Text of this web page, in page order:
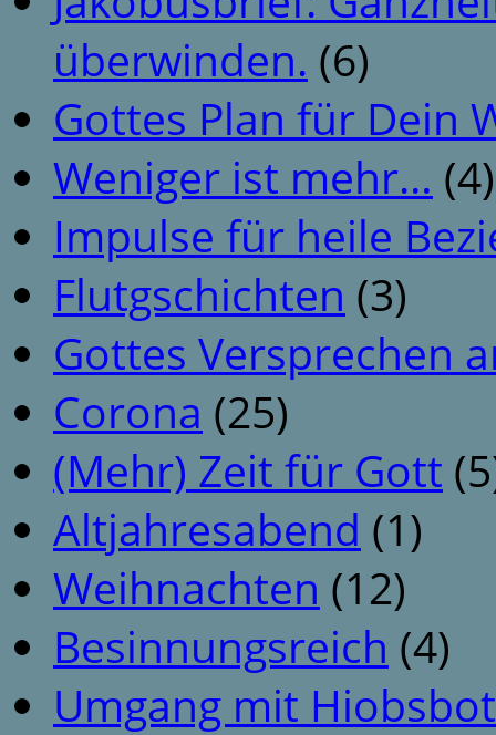
überwinden. (6)
Gottes Plan für Dein
Weniger ist mehr… (4)
Impulse für heile
Flutgschichten (3)
Gottes Versprechen
Corona (25)
(Mehr) Zeit für Gott
Altjahresabend (1)
Weihnachten (12)
Besinnungsreich (4)
Umgang mit